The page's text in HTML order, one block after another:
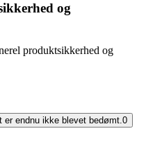
og
produktsikkerhed og
er endnu ikke blevet bedømt. 0